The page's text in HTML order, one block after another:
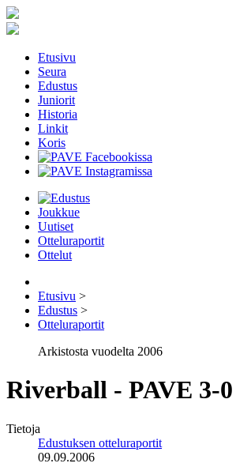
Etusivu
Seura
Edustus
Juniorit
Historia
Linkit
Koris
Joukkue
Uutiset
Otteluraportit
Ottelut
Etusivu >
Edustus >
Otteluraportit
Arkistosta vuodelta 2006
Riverball - PAVE 3-
Tietoja
Edustuksen otteluraportit
09.09.2006